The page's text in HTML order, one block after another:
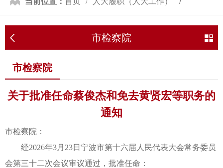
人事任免 市检察院
市检察院
市检察院
关于批准任命蔡俊杰和免去黄贤宏等职务的
通知
市检察院：
经2026年3月23日宁波市第十六届人民代表大会常务委员
会第三十二次会议审议通过，批准任命：